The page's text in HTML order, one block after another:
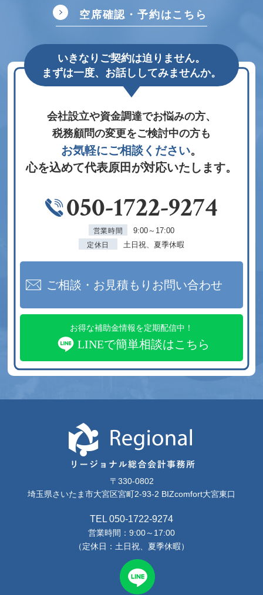
空席確認・予約はこちら
いきなりご契約は迫りません。
まずは一度、お話ししてみませんか。
会社設立や資金調達でお悩みの方、
税務顧問の変更をご検討中の方も
お気軽にご相談ください。
心を込めて代表原田が対応いたします。
050-1722-9274
営業時間 9:00～17:00
定休日 土日祝、夏季休暇
ご相談・お見積もりお問い合わせ
お得な補助金情報を定期配信中！
LINEで簡単相談はこちら
〒330-0802
埼玉県さいたま市大宮区宮町2-93-2 BIZcomfort大宮東口
TEL 050-1722-9274
営業時間：9:00～17:00
（定休日：土日祝、夏季休暇）